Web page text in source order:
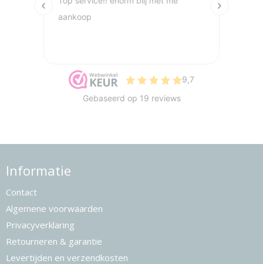
Informatie
Contact
Algemene voorwaarden
Privacyverklaring
Retourneren & garantie
Levertijden en verzendkosten